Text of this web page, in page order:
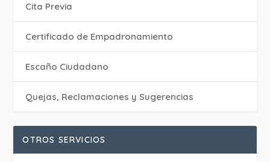
Cita Previa
Certificado de Empadronamiento
Escaño Ciudadano
Quejas, Reclamaciones y Sugerencias
OTROS SERVICIOS